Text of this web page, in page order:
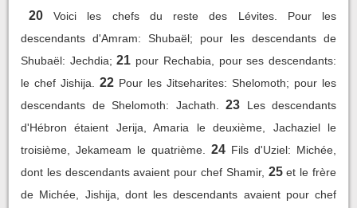
20
Voici les chefs du reste des Lévites. Pour les
descendants d'Amram: Shubaël; pour les descendants de
Shubaël: Jechdia; 21 pour Rechabia, pour ses descendants:
le chef Jishija.
22 Pour les Jitseharites: Shelomoth; pour les
descendants de Shelomoth: Jachath.
23
Les descendants
d'Hébron étaient Jerija, Amaria le deuxième, Jachaziel le
troisième, Jekameam le quatrième.
24 Fils d'Uziel: Michée,
dont les descendants avaient pour chef Shamir, 25 et le frère
de Michée, Jishija, dont les descendants avaient pour chef